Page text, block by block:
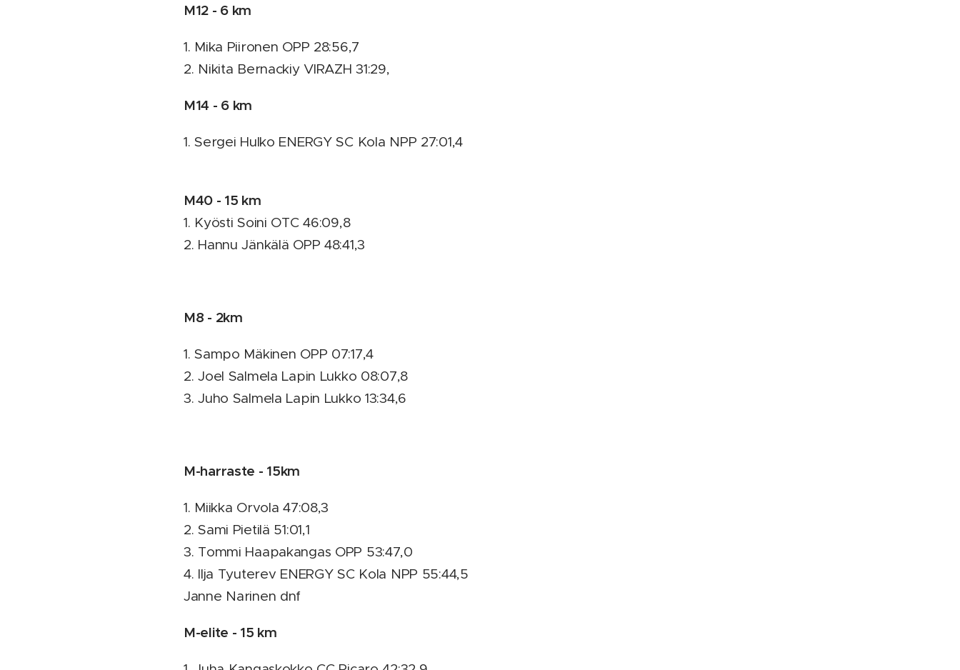
M12 - 6 km
1. Mika Piironen OPP 28:56,7
2. Nikita Bernackiy VIRAZH 31:29,
M14 - 6 km
1. Sergei Hulko ENERGY SC Kola NPP 27:01,4
M40 - 15 km
1. Kyösti Soini OTC 46:09,8
2. Hannu Jänkälä OPP 48:41,3
M8 - 2km
1. Sampo Mäkinen OPP 07:17,4
2. Joel Salmela Lapin Lukko 08:07,8
3. Juho Salmela Lapin Lukko 13:34,6
M-harraste - 15km
1. Miikka Orvola 47:08,3
2. Sami Pietilä 51:01,1
3. Tommi Haapakangas OPP 53:47,0
4. Ilja Tyuterev ENERGY SC Kola NPP 55:44,5
Janne Narinen dnf
M-elite - 15 km